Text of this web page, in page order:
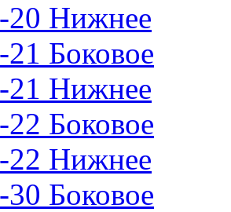
20 Нижнее
Боковое
21 Нижнее
Боковое
22 Нижнее
Боковое